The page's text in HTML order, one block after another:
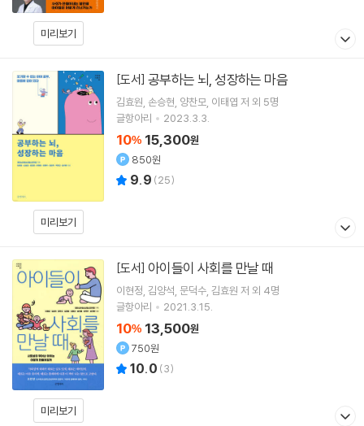
미리보기
미리보기
[도서] 공부하는 뇌, 성장하는 마음
김효원 손승현 양찬모 이태엽 저 외 5명
글항아리
2023.3.3.
10% 15,300원
850원
9.9 (25)
미리보기
[도서] 아이들이 사회를 만날 때
이현정 김양석 문덕수 김효원 저 외 4명
글항아리
2021.3.15.
10% 13,500원
750원
10.0 (3)